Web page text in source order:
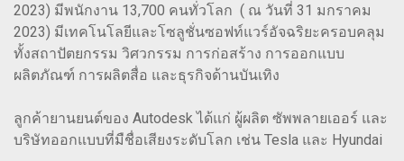
2023) มีพนักงาน 13,700 คนทั่วโลก ( ณ วันที่ 31 มกราคม
2023) มีเทคโนโลยีและโซลูชั่นซอฟท์แวร์อัจฉริยะครอบคลุม
ทั้งสถาปัตยกรรม วิศวกรรม การก่อสร้าง การออกแบบ
ผลิตภัณฑ์ การผลิตสื่อ และธุรกิจด้านบันเทิง
ลูกค้ายานยนต์ของ Autodesk ได้แก่ ผู้ผลิต ซัพพลายเออร์ และ
บริษัทออกแบบที่มืชื่อเสียงระดับโลก เช่น Tesla และ Hyundai